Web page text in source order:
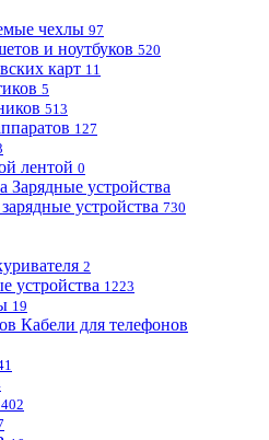
чехлы 97
и ноутбуков 520
карт 11
5
513
127
лентой 0
Зарядные устройства
устройства 730
2
устройства 1223
19
Кабели для телефонов
402